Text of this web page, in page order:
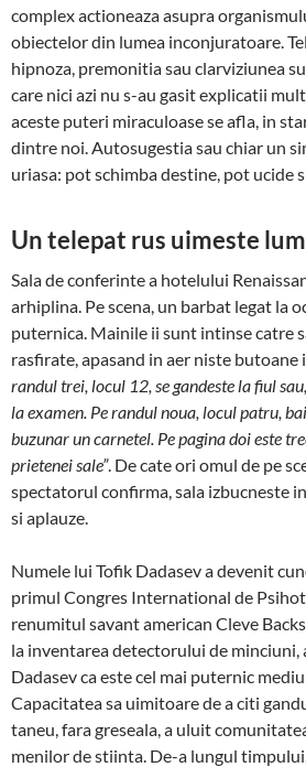
complex actioneaza asupra
obiectelor din lumea inconjuratoare.
hipnoza, premonitia sau clarviziunea
care nici azi nu s-au gasit explicatii
aceste puteri miraculoase se afla, in
dintre noi. Autosugestia sau chiar un
uriasa: pot schimba destine, pot ucide
Un telepat rus uimeste
Sala de conferinte a hotelului
arhiplina. Pe scena, un barbat legat la
puternica. Mainile ii sunt intinse ca­tre
rasfirate, apasand in aer niste bu­toane
randul trei, locul 12, se gandeste la fiul
la examen. Pe randul noua, locul patru,
buzunar un carnetel. Pe pagina doi este
prietenei sale”. De cate ori omul de pe
spectatorul confir­ma, sala iz­bucneste
si aplauze.
Numele lui Tofik Dadasev a devenit
primul Con­gres International de
renumitul savant american Cleve
la in­ven­ta­rea detectorului de minciuni,
Dadasev ca este cel mai puternic
Capacitatea sa uimi­toa­re de a citi
taneu, fara gre­seala, a uluit
me­nilor de stiinta. De-a lungul